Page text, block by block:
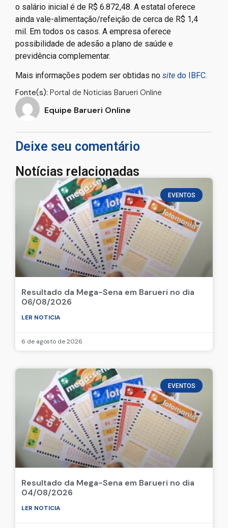
o salário inicial é de R$ 6.872,48. A estatal oferece
ainda vale-alimentação/refeição de cerca de R$ 1,4
mil. Em todos os casos. A empresa oferece
possibilidade de adesão a plano de saúde e
previdência complementar.
Mais informações podem ser obtidas no site do IBFC.
Fonte(s): Portal de Noticias Barueri Online
Equipe Barueri Online
Deixe seu comentário
Notícias relacionadas
EVENTOS
Resultado da Mega-Sena em Barueri no dia
06/08/2026
LER NOTICIA
6 de agosto de 2026
EVENTOS
Resultado da Mega-Sena em Barueri no dia
04/08/2026
LER NOTICIA